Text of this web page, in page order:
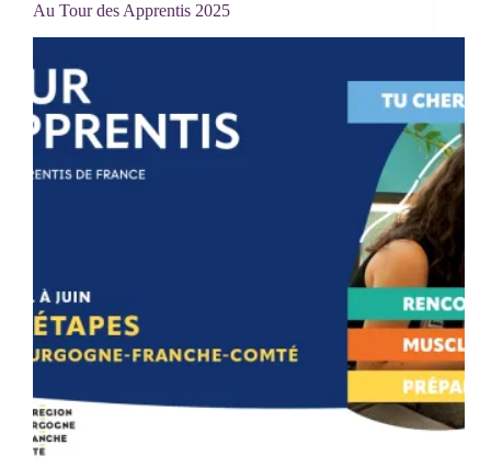
Au Tour des Apprentis 2025